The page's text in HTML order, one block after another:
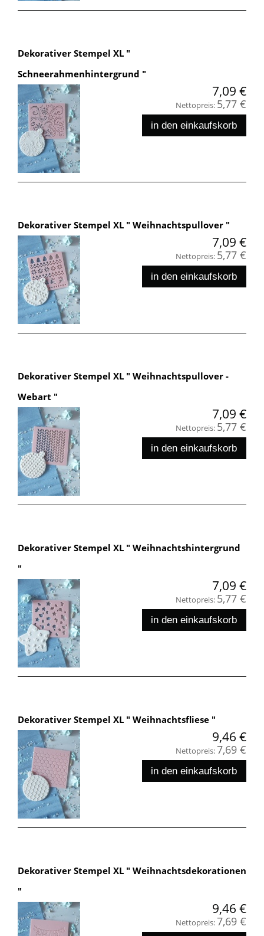
Dekorativer Stempel XL "
Schneerahmenhintergrund "
7,09 €
Nettopreis: 5,77 €
in den einkaufskorb
Dekorativer Stempel XL " Weihnachtspullover "
7,09 €
Nettopreis: 5,77 €
in den einkaufskorb
Dekorativer Stempel XL " Weihnachtspullover -
Webart "
7,09 €
Nettopreis: 5,77 €
in den einkaufskorb
Dekorativer Stempel XL " Weihnachtshintergrund
"
7,09 €
Nettopreis: 5,77 €
in den einkaufskorb
Dekorativer Stempel XL " Weihnachtsfliese "
9,46 €
Nettopreis:7,69 €
in den einkaufskorb
Dekorativer Stempel XL " Weihnachtsdekorationen
"
9,46 €
Nettopreis:7,69 €